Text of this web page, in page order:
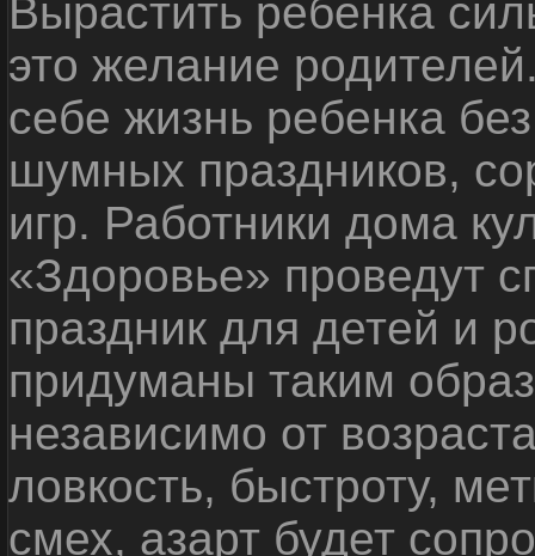
Вырастить ребенка
это желание
себе жизнь ребенка
шумных праздников,
игр. Работники дома
«Здоровье» проведут
праздник для детей и
придуманы таким
независимо от
ловкость, быстроту,
смех, азарт будет